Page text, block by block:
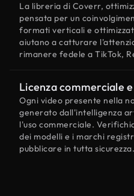
La libreria di Coverr,
pensata per un
formati verticali e
aiutano a catturare
rimanere fedele a TikTok,
Licenza commerciale
Ogni video presente nella
generato dall'intelligenza
l'uso commerciale.
dei modelli e i marchi
pubblicare in tutta sicurezza.